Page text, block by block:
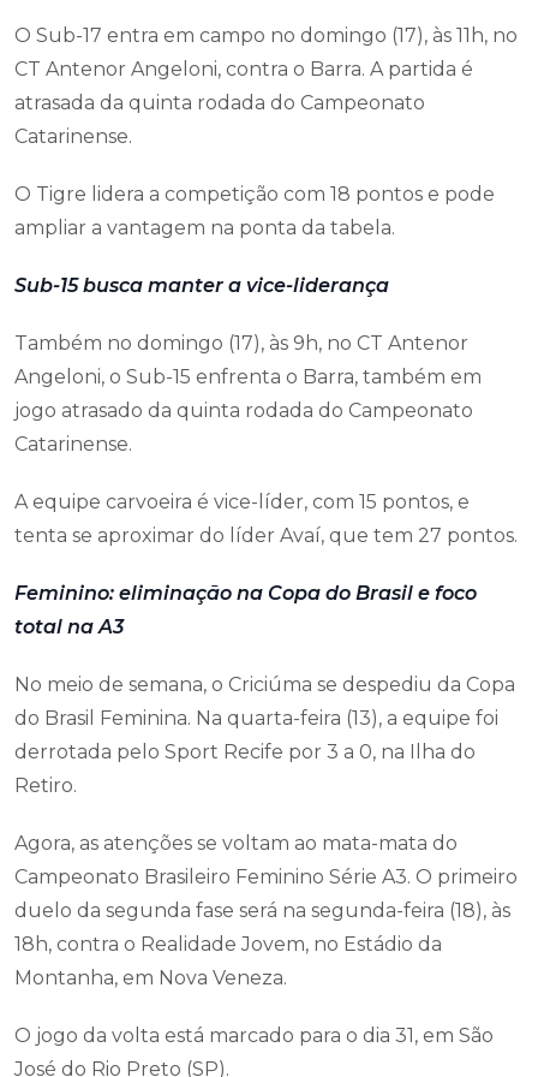
O Sub-17 entra em campo no domingo (17), às 11h, no
CT Antenor Angeloni, contra o Barra. A partida é
atrasada da quinta rodada do Campeonato
Catarinense.
O Tigre lidera a competição com 18 pontos e pode
ampliar a vantagem na ponta da tabela.
Sub-15 busca manter a vice-liderança
Também no domingo (17), às 9h, no CT Antenor
Angeloni, o Sub-15 enfrenta o Barra, também em
jogo atrasado da quinta rodada do Campeonato
Catarinense.
A equipe carvoeira é vice-líder, com 15 pontos, e
tenta se aproximar do líder Avaí, que tem 27 pontos.
Feminino: eliminação na Copa do Brasil e foco
total na A3
No meio de semana, o Criciúma se despediu da Copa
do Brasil Feminina. Na quarta-feira (13), a equipe foi
derrotada pelo Sport Recife por 3 a 0, na Ilha do
Retiro.
Agora, as atenções se voltam ao mata-mata do
Campeonato Brasileiro Feminino Série A3. O primeiro
duelo da segunda fase será na segunda-feira (18), às
18h, contra o Realidade Jovem, no Estádio da
Montanha, em Nova Veneza.
O jogo da volta está marcado para o dia 31, em São
José do Rio Preto (SP).